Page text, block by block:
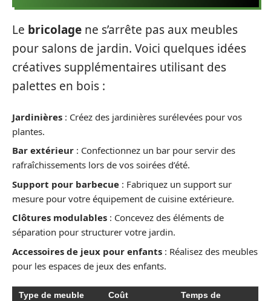
Le bricolage ne s’arrête pas aux meubles
pour salons de jardin. Voici quelques idées
créatives supplémentaires utilisant des
palettes en bois :
Jardinières : Créez des jardinières surélevées pour vos
plantes.
Bar extérieur : Confectionnez un bar pour servir des
rafraîchissements lors de vos soirées d’été.
Support pour barbecue : Fabriquez un support sur
mesure pour votre équipement de cuisine extérieure.
Clôtures modulables : Concevez des éléments de
séparation pour structurer votre jardin.
Accessoires de jeux pour enfants : Réalisez des meubles
pour les espaces de jeux des enfants.
Type de meuble
Coût
Temps de